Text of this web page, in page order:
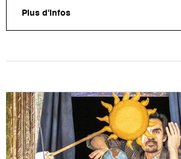
Plus d'infos